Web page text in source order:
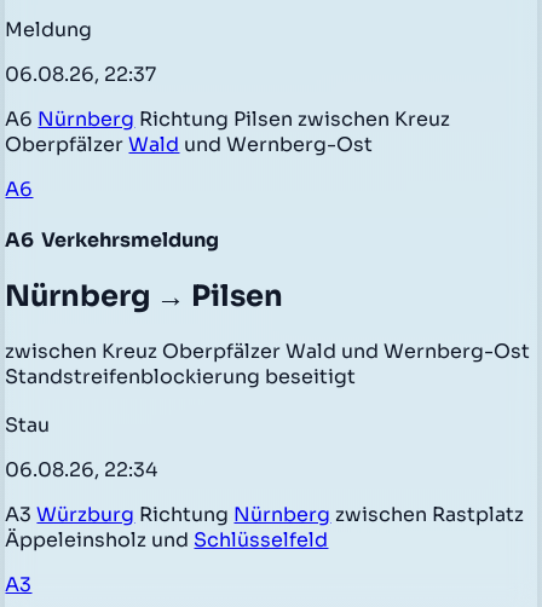
Meldung
06.08.26, 22:37
A6 Nürnberg Richtung Pilsen zwischen Kreuz
OberpfälzerWald und Wernberg-Ost
A6
A6 Verkehrsmeldung
Nürnberg → Pilsen
zwischen Kreuz Oberpfälzer Wald und Wernberg-Ost
Standstreifenblockierung beseitigt
Stau
06.08.26, 22:34
A3Würzburg Richtung Nürnberg zwischen Rastplatz
Äppeleinsholz und Schlüsselfeld
A3